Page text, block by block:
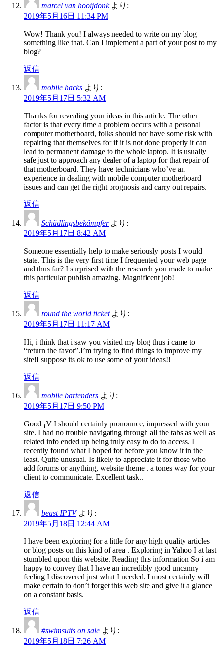
marcel van hooijdonk より:
2019年5月16日 11:34 PM
Wow! Thank you! I always needed to write on my blog
something like that. Can I implement a part of your post to my
blog?
返信
mobile hacks より:
2019年5月17日 5:32 AM
Thanks for revealing your ideas in this article. The other
factor is that every time a problem occurs with a personal
computer motherboard, folks should not have some risk with
repairing that themselves for if it is not done properly it can
lead to permanent damage to the whole laptop. It is usually
safe just to approach any dealer of a laptop for that repair of
that motherboard. They have technicians who’ve an
experience in dealing with mobile computer motherboard
issues and can get the right prognosis and carry out repairs.
返信
Schädlingsbekämpfer より:
2019年5月17日 8:42 AM
Someone essentially help to make seriously posts I would
state. This is the very first time I frequented your web page
and thus far? I surprised with the research you made to make
this particular publish amazing. Magnificent job!
返信
round the world ticket より:
2019年5月17日 11:17 AM
Hi, i think that i saw you visited my blog thus i came to
“return the favor”.I’m trying to find things to improve my
site!I suppose its ok to use some of your ideas!!
返信
mobile bartenders より:
2019年5月17日 9:50 PM
Good ¡V I should certainly pronounce, impressed with your
site. I had no trouble navigating through all the tabs as well as
related info ended up being truly easy to do to access. I
recently found what I hoped for before you know it in the
least. Quite unusual. Is likely to appreciate it for those who
add forums or anything, website theme . a tones way for your
client to communicate. Excellent task..
返信
beast IPTV より:
2019年5月18日 12:44 AM
I have been exploring for a little for any high quality articles
or blog posts on this kind of area . Exploring in Yahoo I at last
stumbled upon this website. Reading this information So i am
happy to convey that I have an incredibly good uncanny
feeling I discovered just what I needed. I most certainly will
make certain to don’t forget this web site and give it a glance
on a constant basis.
返信
#swimsuits on sale より:
2019年5月18日 7:26 AM